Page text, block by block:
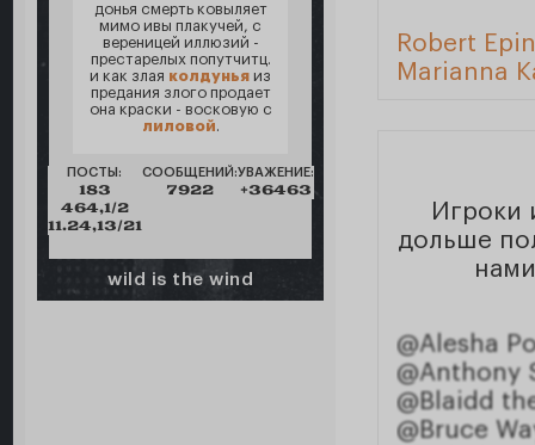
донья смерть ковыляет
мимо ивы плакучей, с
вереницей иллюзий -
престарелых попутчитц.
и как злая колдунья из
предания злого продает
она краски - восковую с
лиловой.
ПОСТЫ:
183
464,1/2
11.24,13/21
СООБЩЕНИЙ:
7922
УВАЖЕНИЕ:
+36463
wild is the wind
Robert
Marianna
Игроки
дольше
@Alesha
@Anthony
@Blaidd
@Bruce